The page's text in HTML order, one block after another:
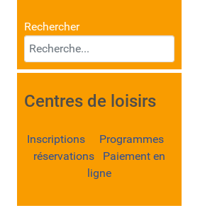
Rechercher
Centres de loisirs
Inscriptions Programmes
réservations Paiement en
ligne